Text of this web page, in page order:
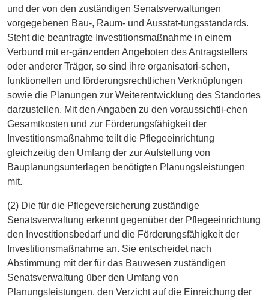
und der von den zuständigen Senatsverwaltungen
vorgegebenen Bau-, Raum- und Ausstat-tungsstandards.
Steht die beantragte Investitionsmaßnahme in einem
Verbund mit er-gänzenden Angeboten des Antragstellers
oder anderer Träger, so sind ihre organisatori-schen,
funktionellen und förderungsrechtlichen Verknüpfungen
sowie die Planungen zur Weiterentwicklung des Standortes
darzustellen. Mit den Angaben zu den voraussichtli-chen
Gesamtkosten und zur Förderungsfähigkeit der
Investitionsmaßnahme teilt die Pflegeeinrichtung
gleichzeitig den Umfang der zur Aufstellung von
Bauplanungsunterlagen benötigten Planungsleistungen
mit.
(2) Die für die Pflegeversicherung zuständige
Senatsverwaltung erkennt gegenüber der Pflegeeinrichtung
den Investitionsbedarf und die Förderungsfähigkeit der
Investitionsmaßnahme an. Sie entscheidet nach
Abstimmung mit der für das Bauwesen zuständigen
Senatsverwaltung über den Umfang von
Planungsleistungen, den Verzicht auf die Einreichung der